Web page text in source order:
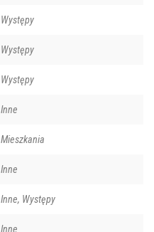
Występy
Występy
Występy
Inne
Mieszkania
Inne
Inne, Występy
Inne